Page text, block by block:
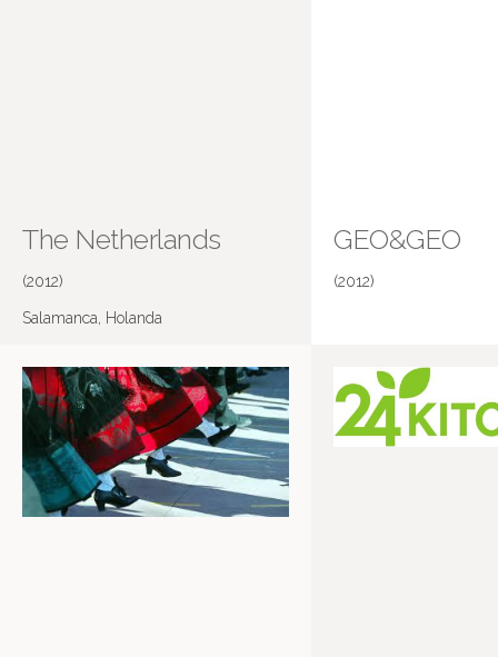
The Netherlands
(2012)
Salamanca, Holanda
GEO&GEO
(2012)